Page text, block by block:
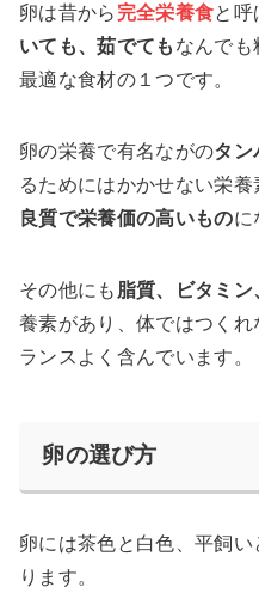
卵は昔から 完全栄養食と呼
いても、茹でても なんでも
最適な食材の１つです。
卵の栄養で有名ながのタン
るためにはかかせない栄養
良質で栄養価の高いものに
その他にも 脂質、ビタミン
養素があり、体ではつくれ
ランスよく含んでいます。
卵の選び方
卵には茶色と白色、平飼
ります。